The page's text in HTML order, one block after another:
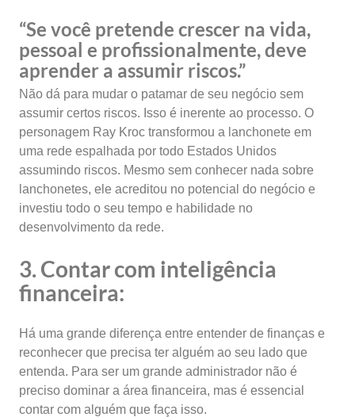
“Se você pretende crescer na vida,
pessoal e profissionalmente, deve
aprender a assumir riscos.”
Não dá para mudar o patamar de seu negócio sem
assumir certos riscos. Isso é inerente ao processo. O
personagem Ray Kroc transformou a lanchonete em
uma rede espalhada por todo Estados Unidos
assumindo riscos. Mesmo sem conhecer nada sobre
lanchonetes, ele acreditou no potencial do negócio e
investiu todo o seu tempo e habilidade no
desenvolvimento da rede.
3. Contar com inteligência
financeira:
Há uma grande diferença entre entender de finanças e
reconhecer que precisa ter alguém ao seu lado que
entenda. Para ser um grande administrador não é
preciso dominar a área financeira, mas é essencial
contar com alguém que faça isso.